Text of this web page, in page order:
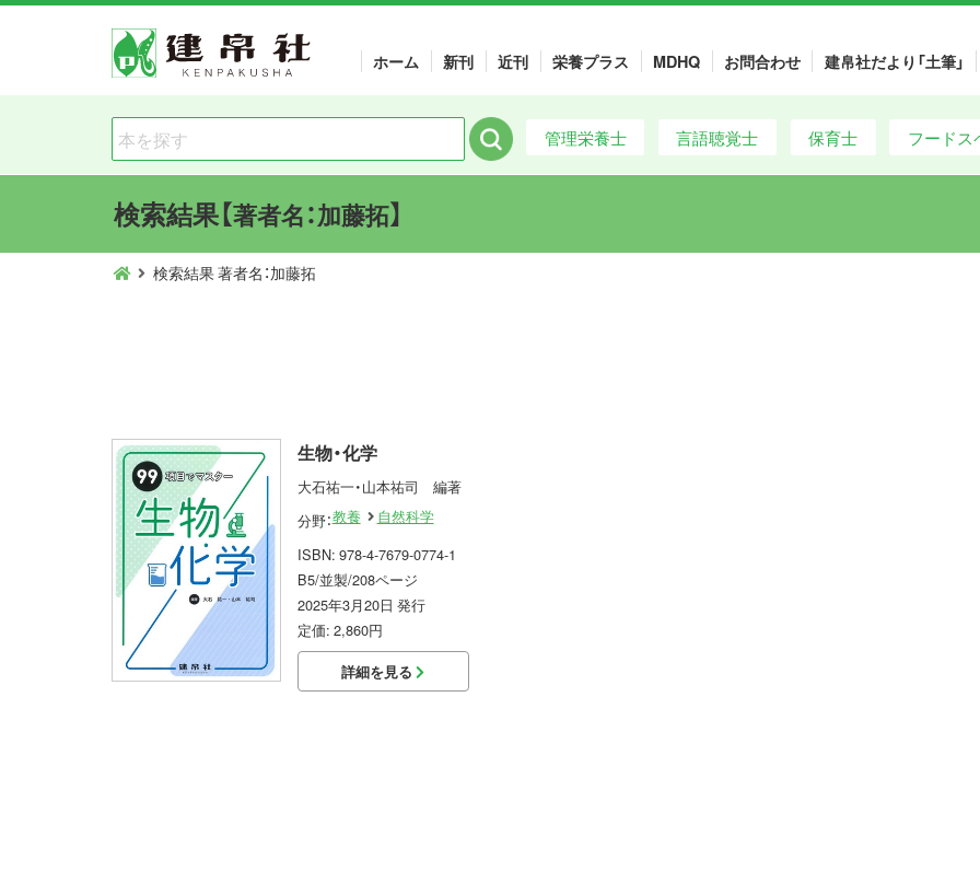
ホーム 新刊 近刊 栄養プラス MDHQ お問合わせ 建帛社だより「土筆」
管理栄養士 言語聴覚士 保育士 フードス
検索結果【著者名：加藤拓】
検索結果 著者名：加藤拓
生物・化学
大石祐一・山本祐司 編著
分野：教養
自然科学
ISBN: 978-4-7679-0774-1
B5/並製/208ページ
2025年3月20日 発行
定価: 2,860円
詳細を見る